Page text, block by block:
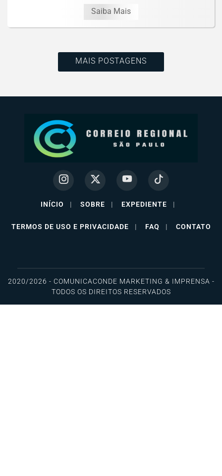
Saiba Mais
MAIS POSTAGENS
INÍCIO | SOBRE | EXPEDIENTE |
TERMOS DE USO E PRIVACIDADE | FAQ | CONTATO
2020/2026 - COMUNICACONDE MARKETING & IMPRENSA -
TODOS OS DIREITOS RESERVADOS